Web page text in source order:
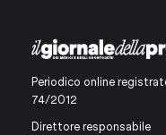
Periodico online
74/2012
Direttore responsabile